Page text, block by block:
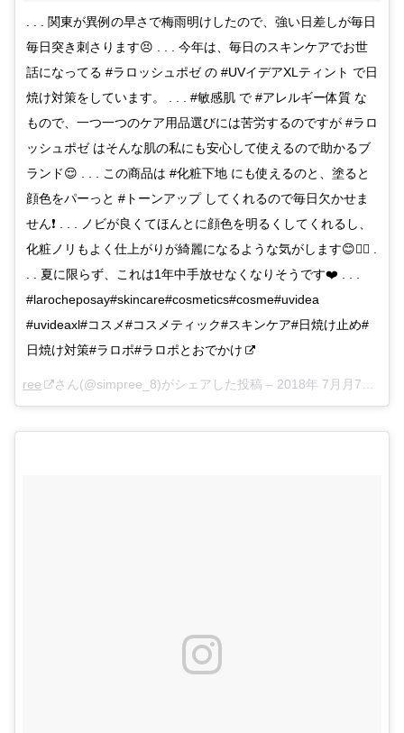
. . . 関東が異例の早さで梅雨明けしたので、強い日差しが毎日
毎日突き刺さります😣 . . . 今年は、毎日のスキンケアでお世
話になってる #ラロッシュポゼ の #UVイデアXLティント で日
焼け対策をしています。 . . . #敏感肌 で #アレルギー体質 な
もので、一つ一つのケア用品選びには苦労するのですが #ラロ
ッシュポゼ はそんな肌の私にも安心して使えるので助かるブ
ランド😌 . . . この商品は #化粧下地 にも使えるのと、塗ると
顔色をパーっと #トーンアップ してくれるので毎日欠かせま
せん❗️ . . . ノビが良くてほんとに顔色を明るくしてくれるし、
化粧ノリもよく仕上がりが綺麗になるような気がします😊👍🏻 .
. . 夏に限らず、これは1年中手放せなくなりそうです❤️ . . .
#larocheposay#skincare#cosmetics#cosme#uvidea
#uvideaxl#コスメ#コスメティック#スキンケア#日焼け止め#
日焼け対策#ラロポ#ラロポとおでかけ
ree さん(@simpree_8)がシェアした投稿 – 2018年 7月月7日午後6時19分PDT